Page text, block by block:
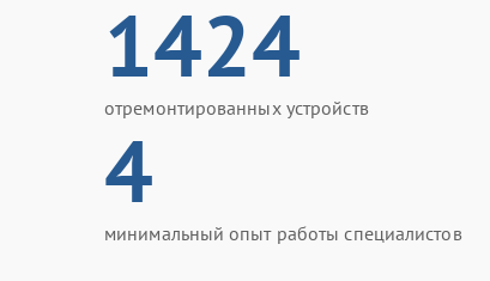
1424
отремонтированных устройств
4
минимальный опыт работы специалистов